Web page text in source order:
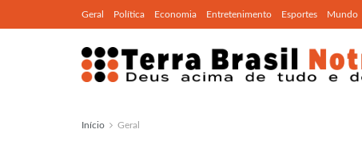
Geral Política Economia Entretenimento Esportes Mundo
Início Geral